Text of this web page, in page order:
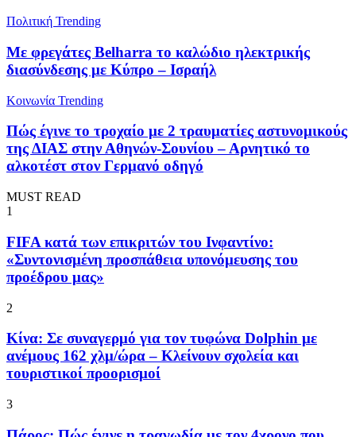
Πολιτική Trending
Με φρεγάτες Belharra το καλώδιο ηλεκτρικής
διασύνδεσης με Κύπρο – Ισραήλ
Κοινωνία Trending
Πώς έγινε το τροχαίο με 2 τραυματίες αστυνομικούς
της ΔΙΑΣ στην Αθηνών-Σουνίου – Αρνητικό το
αλκοτέστ στον Γερμανό οδηγό
MUST READ
1
FIFA κατά των επικριτών του Ινφαντίνο:
«Συντονισμένη προσπάθεια υπονόμευσης του
προέδρου μας»
2
Κίνα: Σε συναγερμό για τον τυφώνα Dolphin με
ανέμους 162 χλμ/ώρα – Κλείνουν σχολεία και
τουριστικοί προορισμοί
3